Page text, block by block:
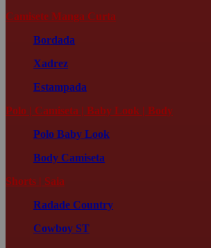
Camisete Manga Curta
Bordada
Xadrez
Estampada
Polo | Camiseta | Baby Look | Body
Polo Baby Look
Body Camiseta
Shorts | Saia
Radade Country
Cowboy ST